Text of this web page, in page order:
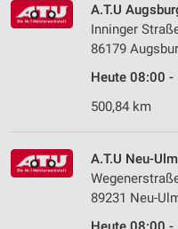
A.T.U
Inninger
86179
Heute 08:00 -
500,84 km
A.T.U Neu-Ulm
89231 Neu-